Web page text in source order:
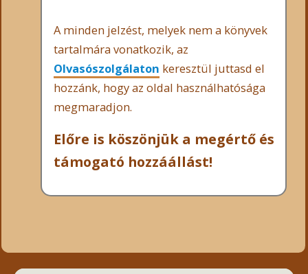
A minden jelzést, melyek nem a könyvek
tartalmára vonatkozik, az
Olvasószolgálaton keresztül juttasd el
hozzánk, hogy az oldal használhatósága
megmaradjon.
Előre is köszönjük a megértő és
támogató hozzáállást!